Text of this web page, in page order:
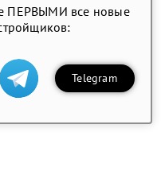
ПЕРВЫМИ все новые
Telegram